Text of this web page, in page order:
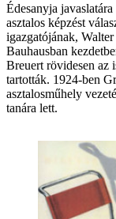
Édesanyja
asztalos képzést
igazgatójának,
Bauhausban
Breuert rövidesen az
tartották. 1924-ben
asztalosműhely
tanára lett.